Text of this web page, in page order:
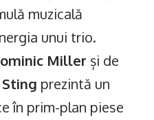
muzicală
unui trio.
Miller și de
Sting prezintă un
în prim-plan piese